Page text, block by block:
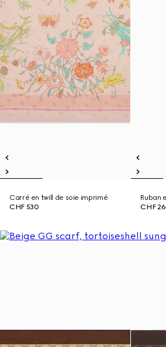
Carré en twill de soie imprimé
CHF 530
Ruban
CHF